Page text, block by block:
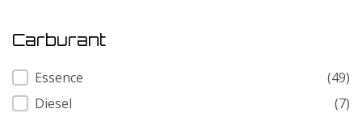
Carburant
Carburant
Essence
(49)
Diesel
(7)